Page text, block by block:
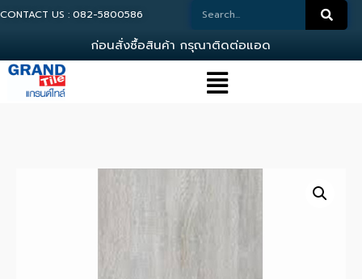
CONTACT US : 082-5800586
กอนสงซอสนคา กรณาตดตอแอดม